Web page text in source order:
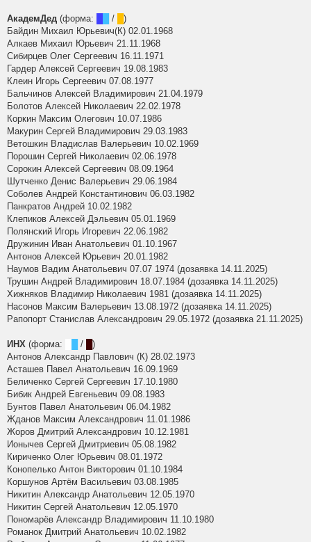
АкадемДед (форма: /
)
Байдин Михаил Юрьевич(К) 02.01.1968
Алкаев Михаил Юрьевич 21.11.1968
Сибирцев Олег Сергеевич 16.11.1971
Гардер Алексей Сергеевич 19.08.1983
Клеин Игорь Сергеевич 07.08.1977
Бальчинов Алексей Владимирович 21.04.1979
Болотов Алексей Николаевич 22.02.1978
Коркин Максим Олегович 10.07.1986
Макурин Сергей Владимирович 29.03.1983
Ветошкин Владислав Валерьевич 10.02.1969
Порошин Сергей Николаевич 02.06.1978
Сорокин Алексей Сергеевич 08.09.1964
Шутченко Денис Валерьевич 29.06.1984
Соболев Андрей Константинович 06.03.1982
Панкратов Андрей 10.02.1982
Клепиков Алексей Дэльевич 05.01.1969
Полянский Игорь Игоревич 22.06.1982
Дружинин Иван Анатольевич 01.10.1967
Антонов Алексей Юрьевич 20.01.1982
Наумов Вадим Анатольевич 07.07 1974 (дозаявка 14.11.2025)
Трушин Андрей Владимирович 18.07.1984 (дозаявка 14.11.2025)
Хижняков Владимир Николаевич 1981 (дозаявка 14.11.2025)
Насонов Максим Валерьевич 13.08.1972 (дозаявка 14.11.2025)
Рапопорт Станислав Александрович 29.05.1972 (дозаявка 21.11.2025)
ИНХ (форма: /
)
Антонов Александр Павлович (К) 28.02.1973
Асташев Павел Анатольевич 16.09.1969
Беличенко Сергей Сергеевич 17.10.1980
Бибик Андрей Евгеньевич 09.08.1983
Бунтов Павел Анатольевич 06.04.1982
Жданов Максим Александрович 11.01.1986
Жоров Дмитрий Александрович 10.12.1981
Ионычев Сергей Дмитриевич 05.08.1982
Кириченко Олег Юрьевич 08.01.1972
Конопелько Антон Викторович 01.10.1984
Коршунов Артём Васильевич 03.08.1985
Никитин Александр Анатольевич 12.05.1970
Никитин Сергей Анатольевич 12.05.1970
Пономарёв Александр Владимирович 11.10.1980
Романок Дмитрий Анатольевич 10.02.1982